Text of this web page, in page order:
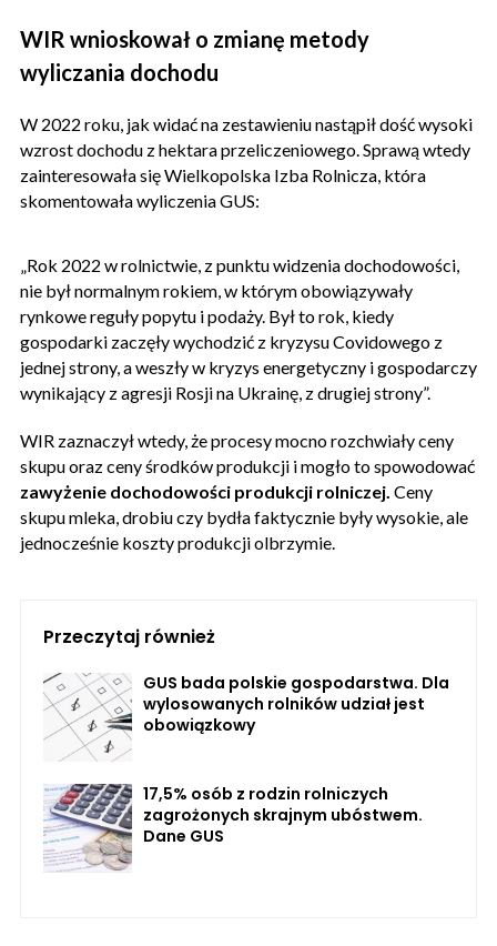
WIR wnioskował o zmianę metody
wyliczania dochodu
W 2022 roku, jak widać na zestawieniu nastąpił dość wysoki
wzrost dochodu z hektara przeliczeniowego. Sprawą wtedy
zainteresowała się Wielkopolska Izba Rolnicza, która
skomentowała wyliczenia GUS:
„Rok 2022 w rolnictwie, z punktu widzenia dochodowości,
nie był normalnym rokiem, w którym obowiązywały
rynkowe reguły popytu i podaży. Był to rok, kiedy
gospodarki zaczęły wychodzić z kryzysu Covidowego z
jednej strony, a weszły w kryzys energetyczny i gospodarczy
wynikający z agresji Rosji na Ukrainę, z drugiej strony”.
WIR zaznaczył wtedy, że procesy mocno rozchwiały ceny
skupu oraz ceny środków produkcji i mogło to spowodować
zawyżenie dochodowości produkcji rolniczej. Ceny
skupu mleka, drobiu czy bydła faktycznie były wysokie, ale
jednocześnie koszty produkcji olbrzymie.
Przeczytaj również
GUS bada polskie gospodarstwa. Dla
wylosowanych rolników udział jest
obowiązkowy
17,5% osób z rodzin rolniczych
zagrożonych skrajnym ubóstwem.
Dane GUS